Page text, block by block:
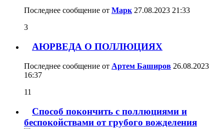
Последнее сообщение от Марк 27.08.2023 21:33
3
АЮРВЕДА О ПОЛЛЮЦИЯХ
Последнее сообщение от Артем Баширов 26.08.2023
16:37
11
Способ покончить с поллюциями и
беспокойствами от грубого вожделения